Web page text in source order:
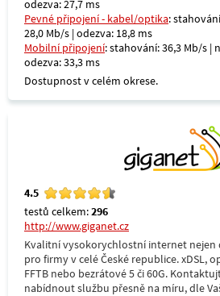
odezva: 27,7 ms
Pevné připojení - kabel/optika:
28,0 Mb/s | odezva: 18,8 ms
Mobilní připojení: stahování: 36,3 Mb/s |
odezva: 33,3 ms
Dostupnost v celém okrese.
4.5
testů celkem:296
http://www.giganet.cz
Kvalitní vysokorychlostní internet nejen
pro firmy v celé České republice. xDSL,
FFTB nebo bezrátové 5 či 60G.
nabídnout službu přesně na míru, dle